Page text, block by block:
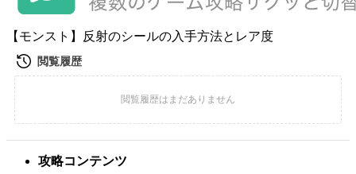
【モンスト】反射のシールの入手方法とレア度
攻略コンテンツ